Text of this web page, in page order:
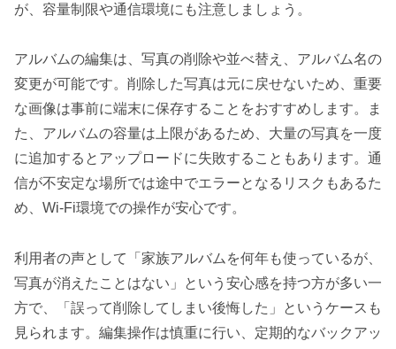
が、容量制限や通信環境にも注意しましょう。
アルバムの編集は、写真の削除や並べ替え、アルバム名の
変更が可能です。削除した写真は元に戻せないため、重要
な画像は事前に端末に保存することをおすすめします。ま
た、アルバムの容量は上限があるため、大量の写真を一度
に追加するとアップロードに失敗することもあります。通
信が不安定な場所では途中でエラーとなるリスクもあるた
め、Wi-Fi環境での操作が安心です。
利用者の声として「家族アルバムを何年も使っているが、
写真が消えたことはない」という安心感を持つ方が多い一
方で、「誤って削除してしまい後悔した」というケースも
見られます。編集操作は慎重に行い、定期的なバックアッ